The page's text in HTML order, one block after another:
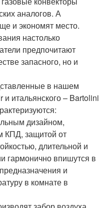
аналогов. А
и экономят место.
настолько
предпочитают
запасного, но и
в нашем
и итальянского – Bartolini
дизайном,
КПД, защитой от
длительной и
гармонично впишутся в
и
в комнате в